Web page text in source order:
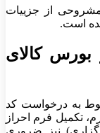
مشروحی از جزییات
است.
بورس کالای
به درخواست کد
تکمیل فرم احراز
نیز ضروری